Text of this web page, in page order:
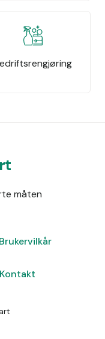
måten
Brukervilkår
Kontakt